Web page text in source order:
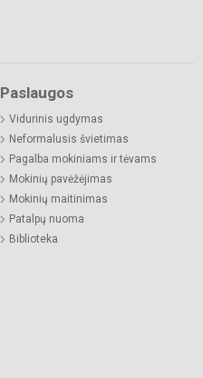
Paslaugos
Vidurinis ugdymas
Neformalusis švietimas
Pagalba mokiniams ir tėvams
Mokinių pavėžėjimas
Mokinių maitinimas
Patalpų nuoma
Biblioteka